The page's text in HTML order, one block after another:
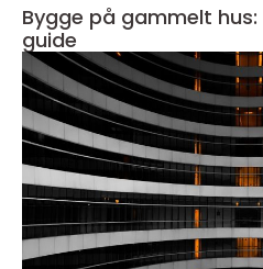
Bygge på gammelt
guide